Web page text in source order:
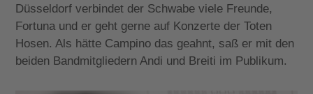
Düsseldorf verbindet der Schwabe viele Freunde,
Fortuna und er geht gerne auf Konzerte der Toten
Hosen. Als hätte Campino das geahnt, saß er mit den
beiden Bandmitgliedern Andi und Breiti im Publikum.